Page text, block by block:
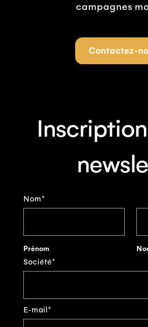
campagnes
Contactez-
Nom*
Prénom
Société*
E-mail*